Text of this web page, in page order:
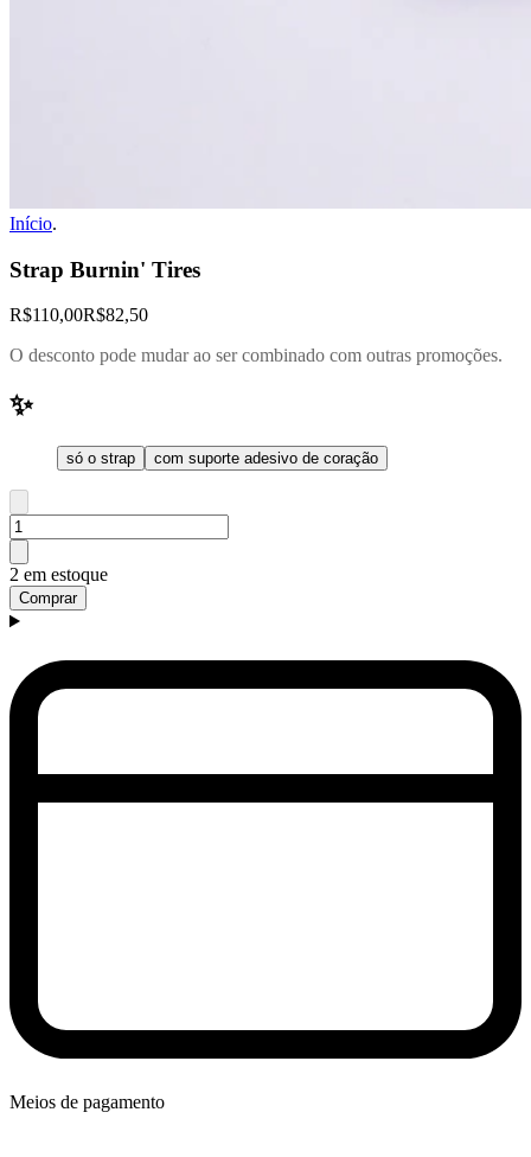
Início.
Strap Burnin' Tires
R$110,00R$82,50
O desconto pode mudar ao ser combinado com outras promoções.
✨
só o strap com suporte adesivo de coração
2 em estoque
Comprar
Meios de pagamento